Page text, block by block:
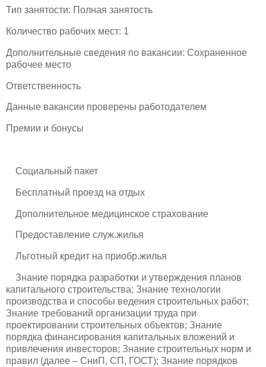
Тип занятости: Полная занятость
Количество рабочих мест: 1
Дополнительные сведения по вакансии: Сохраненное
рабочее место
Ответственность
Данные вакансии проверены работодателем
Премии и бонусы
Социальный пакет
Бесплатный проезд на отдых
Дополнительное медицинское страхование
Предоставление служ.жилья
Льготный кредит на приобр.жилья
Знание порядка разработки и утверждения планов
капитального строительства; Знание технологии
производства и способы ведения строительных работ;
Знание требований организации труда при
проектировании строительных объектов; Знание
порядка финансирования капитальных вложений и
привлечения инвесторов; Знание строительных норм и
правил (далее – СниП, СП, ГОСТ); Знание порядков